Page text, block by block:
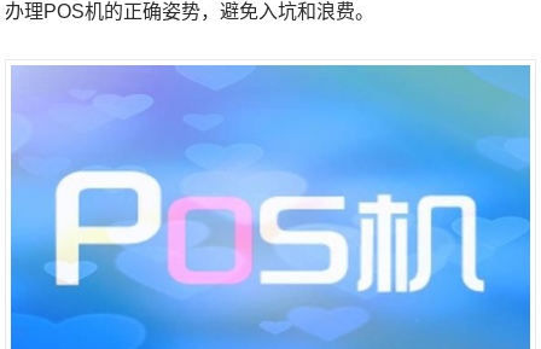
办理POS机的正确姿势，避免入坑和浪费。